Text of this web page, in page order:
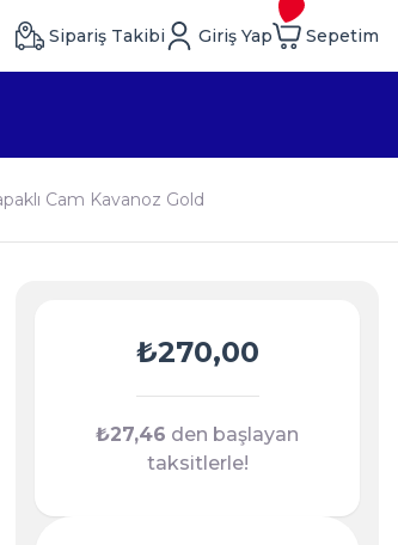
Sipariş Takibi Giriş Yap Sepetim
Cam Kavanoz Gold
₺270,00
₺27,46 den başlayan
taksitlerle!